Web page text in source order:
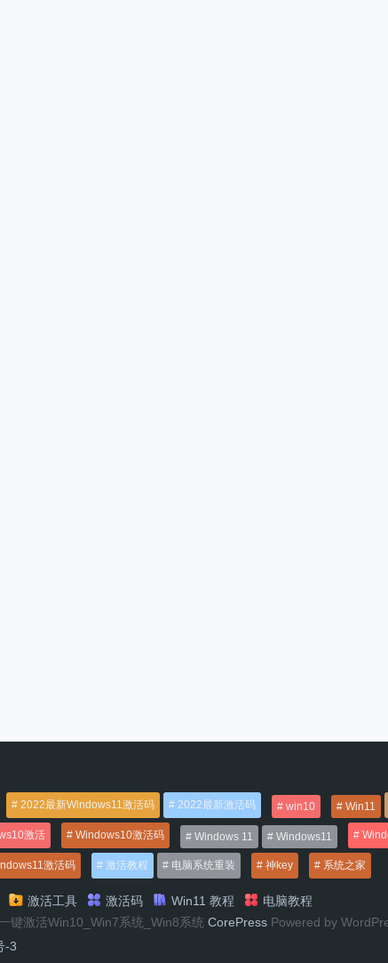
2022最新Windows11激活码 2022最新激活码 win10 Win11
激活 Windows10激活码 Windows 11 Windows11
激活码 激活教程 电脑系统重装 神key 系统之家
激活工具 激活码 Win11 教程
电脑教程
键激活Win10_Win7系统_Win8系统 CorePress Powered by
-3